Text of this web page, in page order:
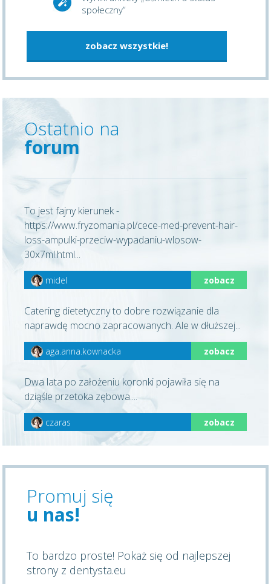
społeczny”
zobacz wszystkie!
Ostatnio na
forum
To jest fajny kierunek -
https://www.fryzomania.pl/cece-med-prevent-hair-
loss-ampulki-przeciw-wypadaniu-wlosow-
30x7ml.html...
midel zobacz
Catering dietetyczny to dobre rozwiązanie dla
naprawdę mocno zapracowanych. Ale w dłuższej...
aga.anna.kownacka zobacz
Dwa lata po założeniu koronki pojawiła się na
dziąśle przetoka zębowa....
czaras zobacz
Promuj się
u nas!
To bardzo proste! Pokaż się od najlepszej
strony z dentysta.eu